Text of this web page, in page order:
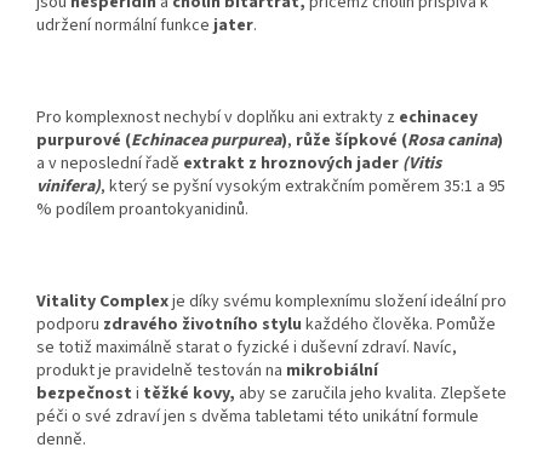
udržení normální funkce jater.
Pro komplexnost nechybí v doplňku ani extrakty z echinacey
purpurové (Echinacea purpurea), růže šípkové (Rosa canina)
a v neposlední řadě extrakt z hroznových jader (Vitis
vinifera), který se pyšní vysokým extrakčním poměrem 35:1 a 95
% podílem proantokyanidinů.
Vitality Complexje díky svému komplexnímu složení ideální pro
podporu zdravého životního stylu každého člověka. Pomůže
se totiž maximálně starat o fyzické i duševní zdraví. Navíc,
produkt je pravidelně testován na mikrobiální
bezpečnost i těžké kovy, aby se zaručila jeho kvalita. Zlepšete
péči o své zdraví jen s dvěma tabletami této unikátní formule
denně.